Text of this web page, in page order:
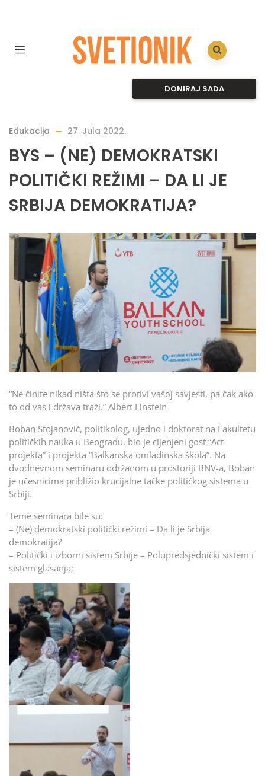
DONIRAJ SADA
Edukacija 27. Jula 2022.
BYS – (NE) DEMOKRATSKI
POLITIČKI REŽIMI – DA LI JE
SRBIJA DEMOKRATIJA?
“Ne činite nikad ništa što se protivi vašoj savjesti, pa čak ako
to od vas i država traži.” Albert Einstein
Boban Stojanović, politikolog, ujedno i doktorat na Fakultetu
političkih nauka u Beogradu, bio je cijenjeni gost “Act
projekta” i projekta “Balkanska omladinska škola”. Na
dvodnevnom seminaru održanom u prostoriji BNV-a, Boban
je učesnicima približio krucijalne tačke političkog sistema u
Srbiji.
Teme seminara bile su:
– (Ne) demokratski politički režimi – Da li je Srbija
demokratija?
– Politički i izborni sistem Srbije – Polupredsjednički sistem i
sistem glasanja;